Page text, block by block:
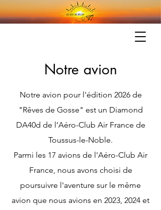
Notre avion
Notre avion pour l'édition 2026 de
"Rêves de Gosse" est un Diamond
DA40d de l’Aéro-Club Air France de
Toussus-le-Noble.
Parmi les 17 avions de l'Aéro-Club Air
France, nous avons choisi de
poursuivre l'aventure sur le même
avion que nous avions en 2023, 2024 et